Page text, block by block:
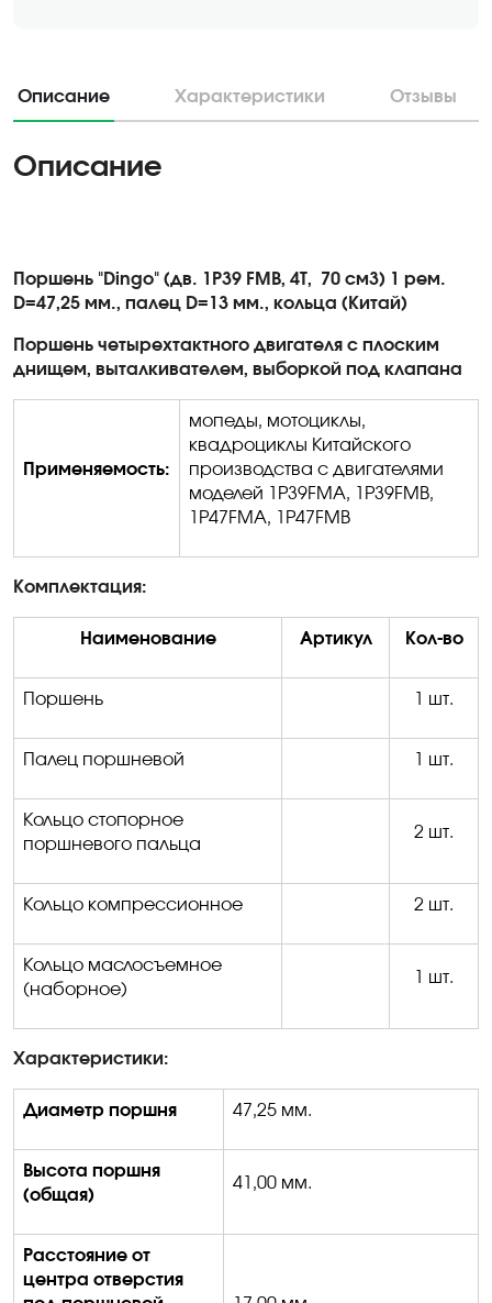
Описание Характеристики Отзывы
Описание
Поршень "Dingo" (дв. 1P39 FMB, 4Т,
70 см3) 1 рем.
D=47,25 мм., палец D=13 мм., кольца (Китай)
Поршень четырехтактного двигателя с плоским
днищем, выталкивателем, выборкой под клапана
Применяемость:
мопеды, мотоциклы,
квадроциклы Китайского
производства с двигателями
моделей 1 P39FMA, 1 P39FMB,
1 P47FMA, 1 P47FMB
Комплектация:
Наименование Артикул Кол-во
Поршень 1 шт.
Палец поршневой 1 шт.
Кольцо стопорное
поршневого пальца
2 шт.
Кольцо компрессионное 2 шт.
Кольцо маслосъемное
(наборное)
1 шт.
Характеристики:
Диаметр поршня 47,25 мм.
Высота поршня
(общая)
41,00 мм.
Расстояние от
центра отверстия